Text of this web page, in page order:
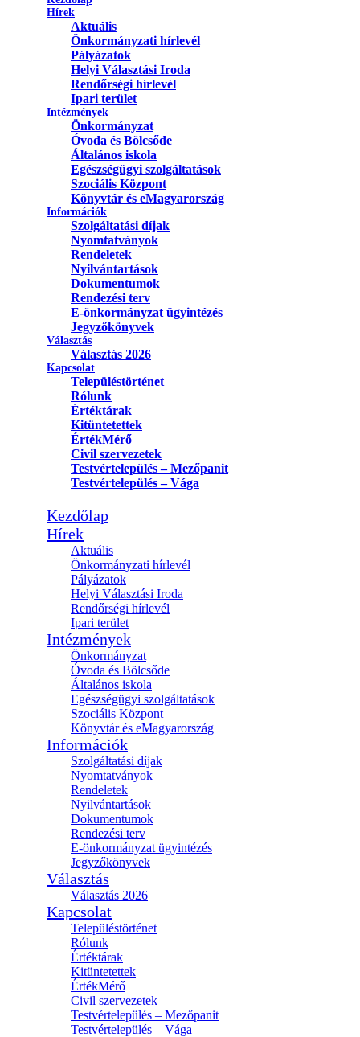
Hírek
Aktuális
Önkormányzati hírlevél
Pályázatok
Helyi Választási Iroda
Rendőrségi hírlevél
Ipari terület
Intézmények
Önkormányzat
Óvoda és Bölcsőde
Általános iskola
Egészségügyi szolgáltatások
Szociális Központ
Könyvtár és eMagyarország
Információk
Szolgáltatási díjak
Nyomtatványok
Rendeletek
Nyilvántartások
Dokumentumok
Rendezési terv
E-önkormányzat ügyintézés
Jegyzőkönyvek
Választás
Választás 2026
Kapcsolat
Településtörténet
Rólunk
Értéktárak
Kitüntetettek
ÉrtékMérő
Civil szervezetek
Testvértelepülés – Mezőpanit
Testvértelepülés – Vága
Kezdőlap
Hírek
Aktuális
Önkormányzati hírlevél
Pályázatok
Helyi Választási Iroda
Rendőrségi hírlevél
Ipari terület
Intézmények
Önkormányzat
Óvoda és Bölcsőde
Általános iskola
Egészségügyi szolgáltatások
Szociális Központ
Könyvtár és eMagyarország
Információk
Szolgáltatási díjak
Nyomtatványok
Rendeletek
Nyilvántartások
Dokumentumok
Rendezési terv
E-önkormányzat ügyintézés
Jegyzőkönyvek
Választás
Választás 2026
Kapcsolat
Településtörténet
Rólunk
Értéktárak
Kitüntetettek
ÉrtékMérő
Civil szervezetek
Testvértelepülés – Mezőpanit
Testvértelepülés – Vága